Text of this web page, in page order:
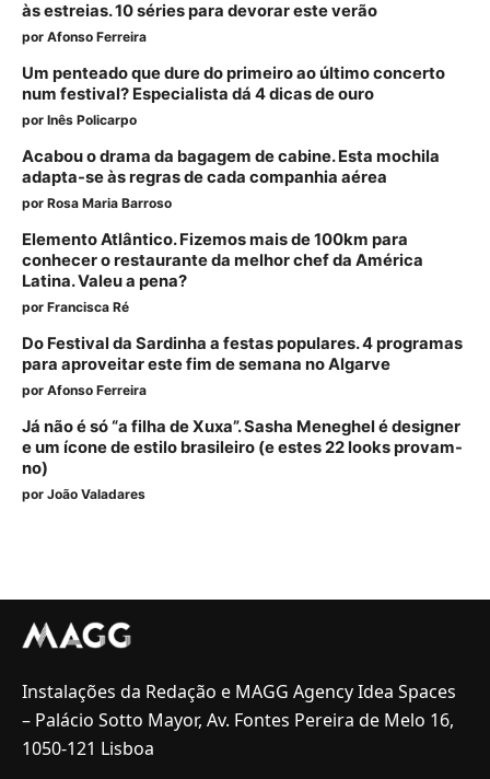
às estreias. 10 séries para devorar este verão
por Afonso Ferreira
Um penteado que dure do primeiro ao último concerto
num festival? Especialista dá 4 dicas de ouro
por Inês Policarpo
Acabou o drama da bagagem de cabine. Esta mochila
adapta-se às regras de cada companhia aérea
por Rosa Maria Barroso
Elemento Atlântico. Fizemos mais de 100km para
conhecer o restaurante da melhor chef da América
Latina. Valeu a pena?
por Francisca Ré
Do Festival da Sardinha a festas populares. 4 programas
para aproveitar este fim de semana no Algarve
por Afonso Ferreira
Já não é só “a filha de Xuxa”. Sasha Meneghel é designer
e um ícone de estilo brasileiro (e estes 22 looks provam-
no)
por João Valadares
Instalações da Redação e MAGG Agency Idea Spaces
– Palácio Sotto Mayor, Av. Fontes Pereira de Melo 16,
1050-121 Lisboa